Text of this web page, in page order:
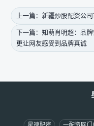
上一篇：新疆炒股配资公
下一篇：知萌肖明超：品
更让网友感受到品牌真诚